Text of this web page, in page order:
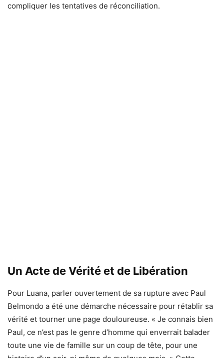
compliquer les tentatives de réconciliation.
Un Acte de Vérité et de Libération
Pour Luana, parler ouvertement de sa rupture avec Paul
Belmondo a été une démarche nécessaire pour rétablir sa
vérité et tourner une page douloureuse. « Je connais bien
Paul, ce n’est pas le genre d’homme qui enverrait balader
toute une vie de famille sur un coup de tête, pour une